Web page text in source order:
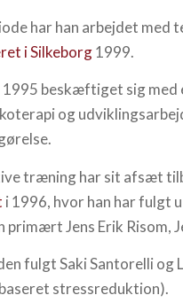
har han arbejdet med
i Silkeborg1999.
1995 beskæftiget sig
og
træning har sit afsæt
i 1996, hvor han har fulgt
primært Jens Erik Risom,
fulgt Saki Santorelli
stressreduktion).